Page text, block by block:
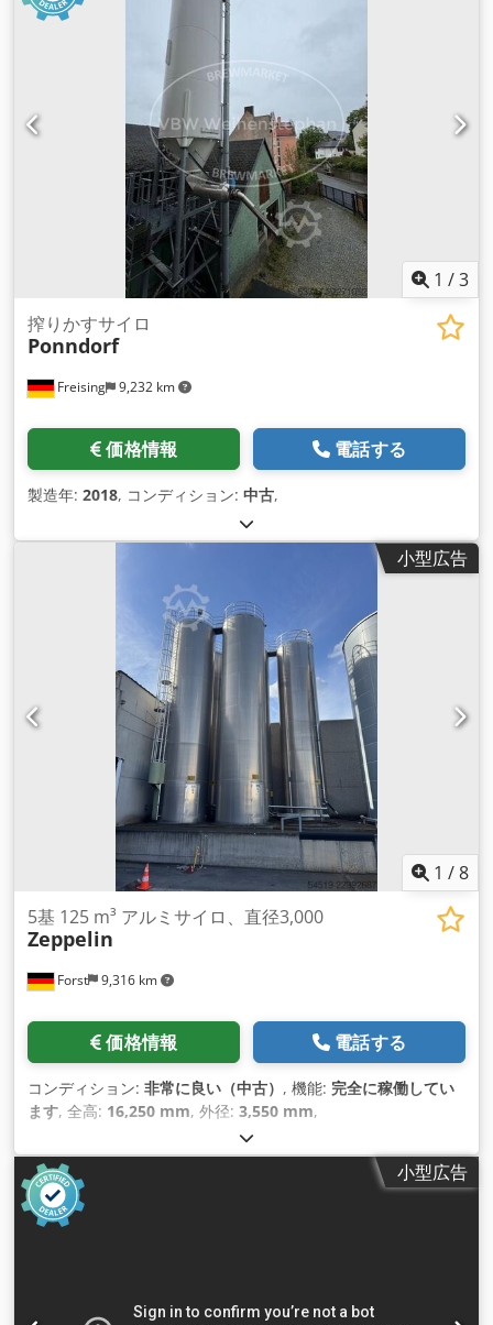
1 /3
Freising 9,232 km
搾りかすサイロ
Ponndorf
価格情報 電話する
製造年: 2018, コンディション: 中古,
小型広告
1 /8
Forst 9,316 km
5基 125 m³ アルミサイロ、直径3,000
Zeppelin
価格情報 電話する
コンディション: 非常に良い（中古） , 機能: 完全に稼働してい
ます, 全高: 16,250 mm, 外径: 3,550 mm,
小型広告